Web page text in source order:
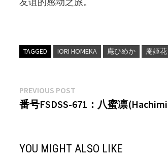
TAGGED IORI HOMEKA 庵ひめか 庵姬花
文
章
航
PREVIOUS POST
post:
番号FSDSS-671：八蜜凛
YOU MIGHT ALSO LIKE